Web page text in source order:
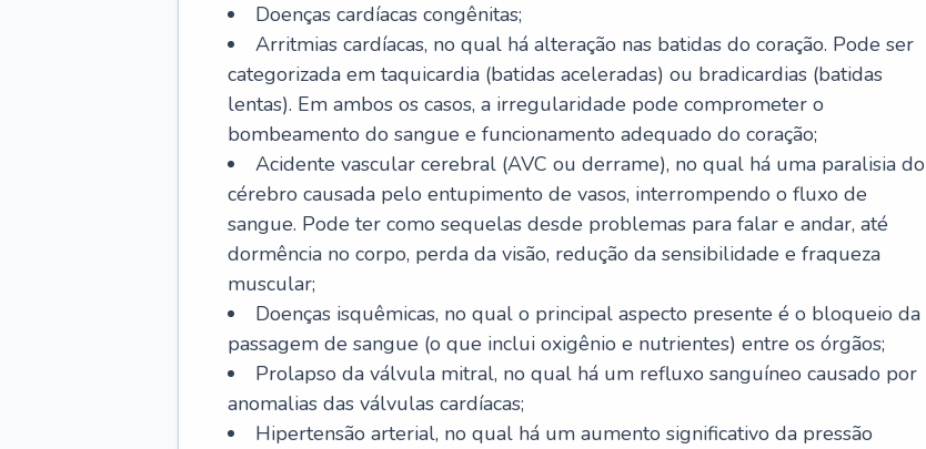
Doenças cardíacas congênitas;
Arritmias cardíacas, no qual há alteração nas batidas do coração. Pode ser
categorizada em taquicardia (batidas aceleradas) ou bradicardias (batidas
lentas). Em ambos os casos, a irregularidade pode comprometer o
bombeamento do sangue e funcionamento adequado do coração;
Acidente vascular cerebral (AVC ou derrame), no qual há uma paralisia do
cérebro causada pelo entupimento de vasos, interrompendo o fluxo de
sangue. Pode ter como sequelas desde problemas para falar e andar, até
dormência no corpo, perda da visão, redução da sensibilidade e fraqueza
muscular;
Doenças isquêmicas, no qual o principal aspecto presente é o bloqueio da
passagem de sangue (o que inclui oxigênio e nutrientes) entre os órgãos;
Prolapso da válvula mitral, no qual há um refluxo sanguíneo causado por
anomalias das válvulas cardíacas;
Hipertensão arterial, no qual há um aumento significativo da pressão